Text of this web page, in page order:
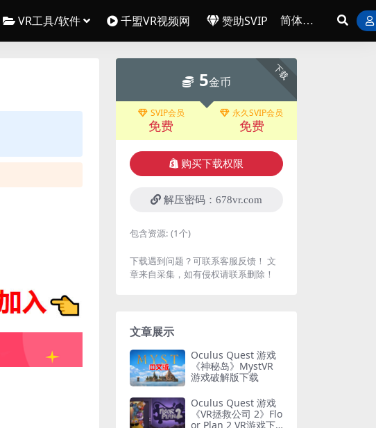
VR工具/软件 千盟VR视频网 赞助SVIP
下载
5金币
SVIP会员
免费
永久SVIP会员
免费
购买下载权限
解压密码：678vr.com
包含资源: (1个)
下载遇到问题？可联系客服反馈！ 文
章来自采集，如有侵权请联系删除！
文章展示
Oculus Quest 游戏
《神秘岛》MystVR
游戏破解版下载
Oculus Quest 游戏
《VR拯救公司 2》Flo
or Plan 2 VR游戏下